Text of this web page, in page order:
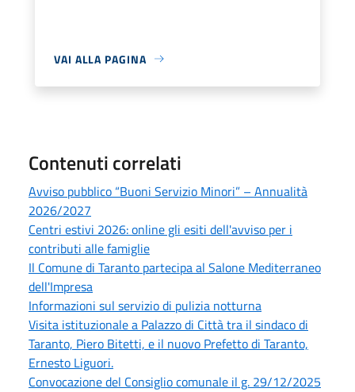
VAI ALLA PAGINA
Contenuti correlati
Avviso pubblico “Buoni Servizio Minori” – Annualità
2026/2027
Centri estivi 2026: online gli esiti dell'avviso per i
contributi alle famiglie
Il Comune di Taranto partecipa al Salone Mediterraneo
dell'Impresa
Informazioni sul servizio di pulizia notturna
Visita istituzionale a Palazzo di Città tra il sindaco di
Taranto, Piero Bitetti, e il nuovo Prefetto di Taranto,
Ernesto Liguori.
Convocazione del Consiglio comunale il g. 29/12/2025